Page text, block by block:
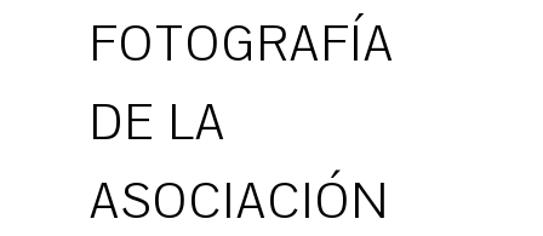
FOTOGRAFÍA
DE LA
ASOCIACIÓN